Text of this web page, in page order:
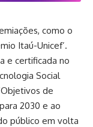
como o
Itaú-Unicef’.
e certificada no
Social
de
2030 e ao
público em volta